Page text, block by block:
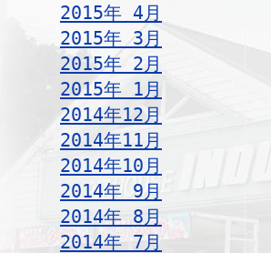
2015年 4月
2015年 3月
2015年 2月
2015年 1月
2014年12月
2014年11月
2014年10月
2014年 9月
2014年 8月
2014年 7月